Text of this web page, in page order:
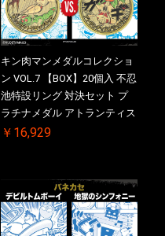
キン肉マンメダルコレクショ
ン VOL.7 【BOX】20個入 不忍
池特設リング 対決セット プ
ラチナメダル アトランティス
ドライバー VS.ネックカット
メダル(非売品)付
￥16,929